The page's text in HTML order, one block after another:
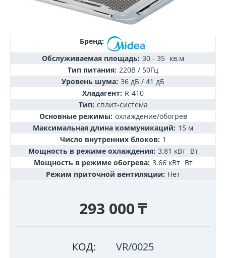
Бренд:
Обслуживаемая площадь: 30 - 35 кв.м
Тип питания: 220В / 50Гц
Уровень шума: 36 дБ / 41 дБ
Хладагент: R-410
Тип: сплит-система
Основные режимы: охлаждение/обогрев
Максимальная длина коммуникаций: 15 м
Число внутренних блоков: 1
Мощность в режиме охлаждения: 3.81 кВт Вт
Мощность в режиме обогрева: 3.66 кВт Вт
Режим приточной вентиляции: Нет
293 000₸
КОД:
VR/0025